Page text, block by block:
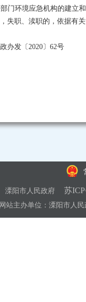
门环境应急机构的建立
失职、渎职的，依据有
办发〔 2020 〕 62号
溧阳市人民政府 苏
网站主办单位：溧阳市人